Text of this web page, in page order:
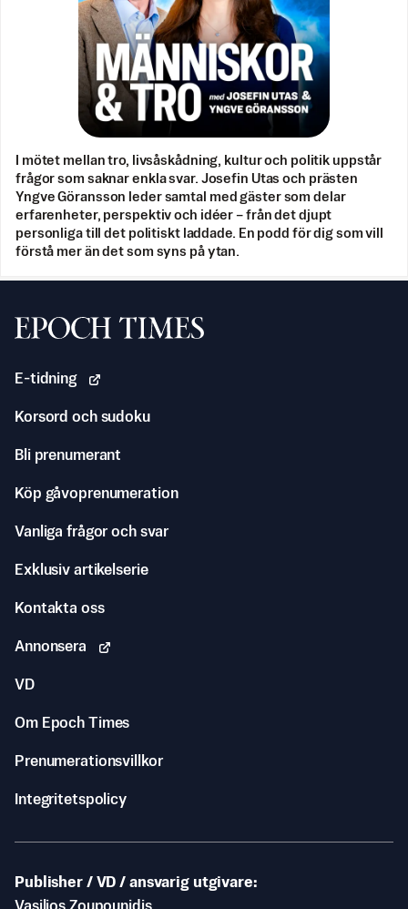
I mötet mellan tro, livsåskådning, kultur och politik uppstår
frågor som saknar enkla svar. Josefin Utas och prästen
Yngve Göransson leder samtal med gäster som delar
erfarenheter, perspektiv och idéer – från det djupt
personliga till det politiskt laddade. En podd för dig som vill
förstå mer än det som syns på ytan.
Svenska Epoch Times
E-tidning
Korsord och sudoku
Bli prenumerant
Köp gåvoprenumeration
Vanliga frågor och svar
Exklusiv artikelserie
Kontakta oss
Annonsera
VD
Om Epoch Times
Prenumerationsvillkor
Integritetspolicy
Publisher / VD / ansvarig utgivare